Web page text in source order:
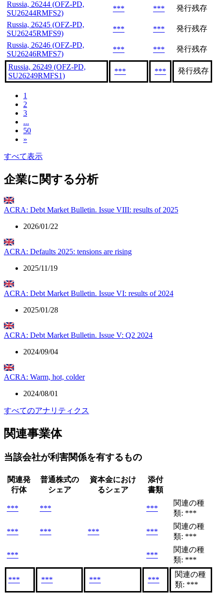
Russia, 26244 (OFZ-PD,
SU26244RMFS2)
*** ***
発行残存
Russia, 26245 (OFZ-PD,
SU26245RMFS9)
*** ***
発行残存
Russia, 26246 (OFZ-PD,
SU26246RMFS7)
*** *** 発行残存
Russia, 26249 (OFZ-PD,
SU26249RMFS1)
*** *** 発行残存
1
2
3
...
50
»
すべて表示
企業に関する分析
ACRA: Debt Market Bulletin. Issue VIII: results of 2025
2026/01/22
ACRA: Defaults 2025: tensions are rising
2025/11/19
ACRA: Debt Market Bulletin. Issue VI: results of 2024
2025/01/28
ACRA: Debt Market Bulletin. Issue V: Q2 2024
2024/09/04
ACRA: Warm, hot, colder
2024/08/01
すべてのアナリティクス
関連事業体
当該会社が利害関係を有するもの
関連発
行体
普通株式の
シェア
資本金におけ
るシェア
添付
書類
*** *** ***
関連の種
類: ***
*** *** *** ***
関連の種
類: ***
*** ***
関連の種
類: ***
*** *** *** ***
関連の種
類: ***